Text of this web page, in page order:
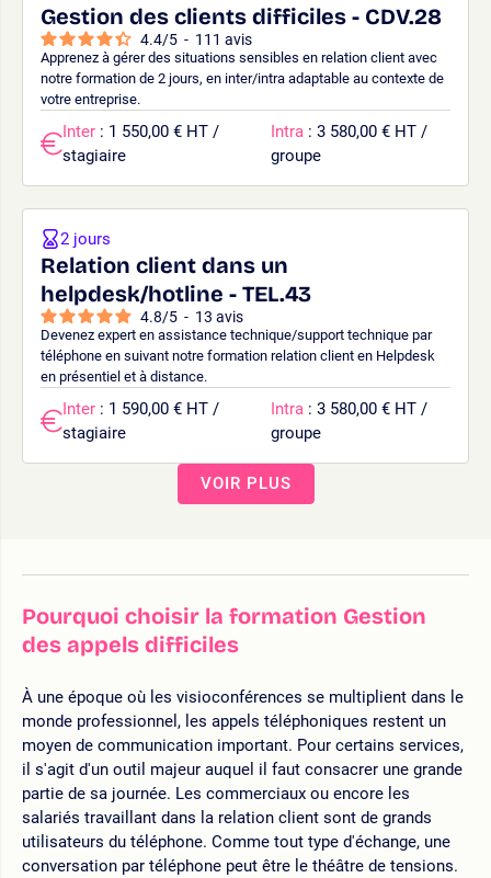
Gestion des clients difficiles - CDV.28
4.4/5 - 111 avis
Apprenez à gérer des situations sensibles en relation client avec
notre formation de 2 jours, en inter/intra adaptable au contexte de
votre entreprise.
Inter : 1 550,00 € HT /
stagiaire
Intra : 3 580,00 € HT /
groupe
Relation client dans un
helpdesk/hotline - TEL.43
4.8/5 - 13 avis
Devenez expert en assistance technique/support technique par
téléphone en suivant notre formation relation client en Helpdesk
en présentiel et à distance.
2 jours
Inter : 1 590,00 € HT /
stagiaire
Intra : 3 580,00 € HT /
groupe
VOIR PLUS
Pourquoi choisir la formation Gestion
des appels difficiles
À une époque où les visioconférences se multiplient dans le
monde professionnel, les appels téléphoniques restent un
moyen de communication important. Pour certains services,
il s'agit d'un outil majeur auquel il faut consacrer une grande
partie de sa journée. Les commerciaux ou encore les
salariés travaillant dans la relation client sont de grands
utilisateurs du téléphone. Comme tout type d'échange, une
conversation par téléphone peut être le théâtre de tensions.